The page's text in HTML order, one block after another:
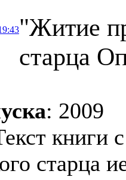
"Житие
старца
: 2009
книги
старца